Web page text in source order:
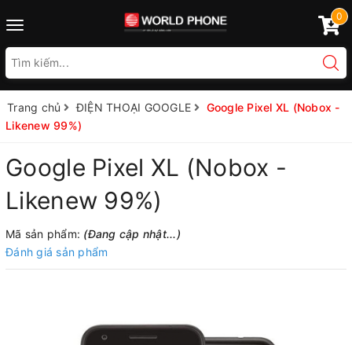
Toggle
0
Trang chủ ĐIỆN THOẠI GOOGLE
Google Pixel XL (Nobox -
Likenew 99%)
Google Pixel XL (Nobox -
Likenew 99%)
Mã sản phẩm: (Đang cập nhật...)
Đánh giá sản phẩm